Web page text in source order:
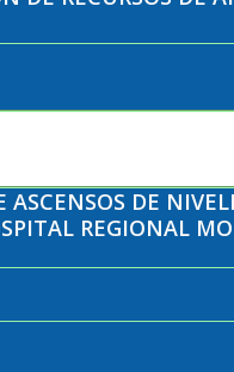
ASCENSOS DE
REGIONAL